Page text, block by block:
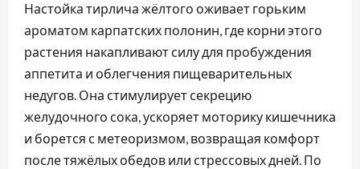
Настойка тирлича жёлтого оживает горьким
ароматом карпатских полонин, где корни этого
растения накапливают силу для пробуждения
аппетита и облегчения пищеварительных
недугов. Она стимулирует секрецию
желудочного сока, ускоряет моторику кишечника
и борется с метеоризмом, возвращая комфорт
после тяжёлых обедов или стрессовых дней. По